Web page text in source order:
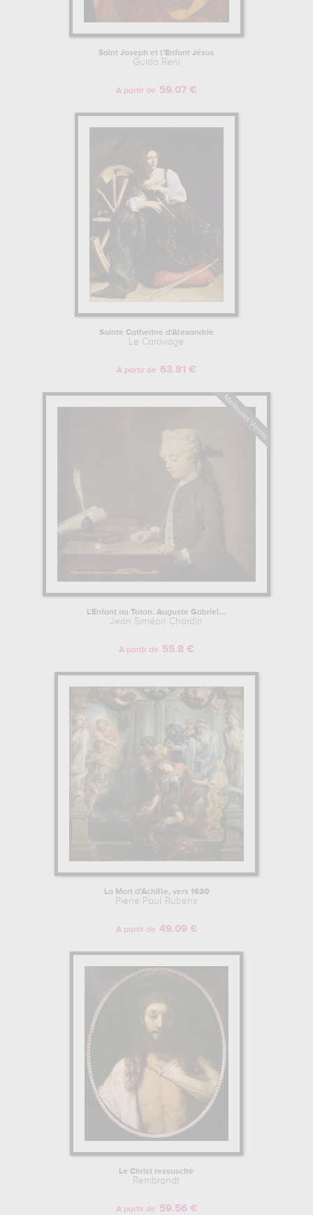
Saint Joseph et l'Enfant Jésus
Guido Reni
A partir de 59.07 €
Sainte Catherine d'Alexandrie
Le Caravage
A partir de 63.81 €
L'Enfant au Toton. Auguste Gabriel...
Jean Siméon Chardin
A partir de 55.8 €
La Mort d'Achille, vers 1630
Pierre Paul Rubens
A partir de 49.09 €
Le Christ ressuscité
Rembrandt
A partir de 59.56 €